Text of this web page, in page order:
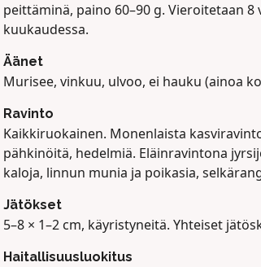
peittäminä, paino 60–90 g. Vieroitetaan 8
kuukaudessa.
Äänet
Murisee, vinkuu, ulvoo, ei hauku (ainoa
Ravinto
Kaikkiruokainen. Monenlaista
pähkinöitä, hedelmiä. Eläinravintona
kaloja, linnun munia ja poikasia,
Jätökset
5–8 × 1–2 cm, käyristyneitä. Yhteiset
Haitallisuusluokitus